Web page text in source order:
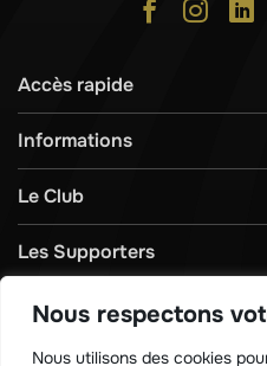
Nous respectons
Nous utilisons des cookies
Accès rapide
Informations
Le Club
Les Supporters
Règlements & Sécurité